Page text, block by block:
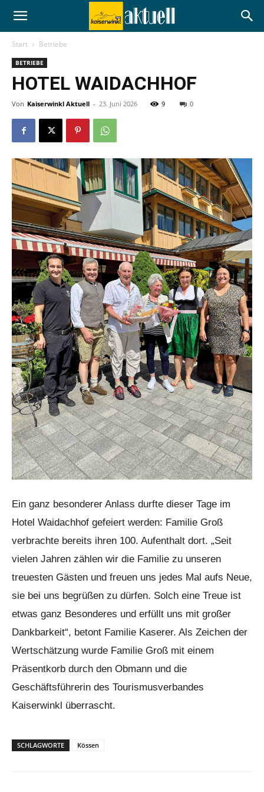
Start Betriebe
BETRIEBE
HOTEL WAIDACHHOF
Von Kaiserwinkl Aktuell - 23. Juni 2026 9 0
Ein ganz besonderer Anlass durfte dieser Tage im
Hotel Waidachhof gefeiert werden: Familie Groß
verbrachte bereits ihren 100. Aufenthalt dort. „Seit
vielen Jahren zählen wir die Familie zu unseren
treuesten Gästen und freuen uns jedes Mal aufs Neue,
sie bei uns begrüßen zu dürfen. Solch eine Treue ist
etwas ganz Besonderes und erfüllt uns mit großer
Dankbarkeit“, betont Familie Kaserer. Als Zeichen der
Wertschätzung wurde Familie Groß mit einem
Präsentkorb durch den Obmann und die
Geschäftsführerin des Tourismusverbandes
Kaiserwinkl überrascht.
SCHLAGWORTE Kössen